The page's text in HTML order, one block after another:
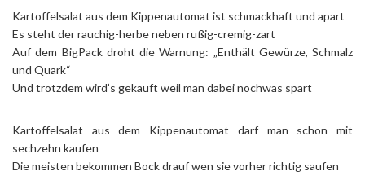
Kartoffelsalat aus dem Kippenautomat ist schmackhaft und apart
Es steht der rauchig-herbe neben rußig-cremig-zart
Auf dem BigPack droht die Warnung: „Enthält Gewürze, Schmalz
und Quark“
Und trotzdem wird’s gekauft weil man dabei nochwas spart
Kartoffelsalat aus dem Kippenautomat darf man schon mit
sechzehn kaufen
Die meisten bekommen Bock drauf wen sie vorher richtig saufen